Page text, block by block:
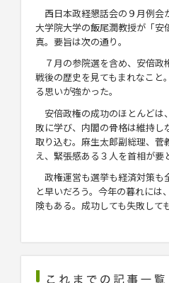
西日本政経懇話会の９月例会
大学院大学の飯尾潤教授が「
真。要旨は次の通り。
７月の参院選を含め、安倍政
戦後の歴史を見てもまれなこと
る思いが強かった。
安倍政権の成功のほとんどは
敗に学び、内閣の骨格は維持
取り込む。麻生太郎副総理、菅
え、緊張感ある３人を首相が要
政権運営も選挙も経済対策も
と早いだろう。今年の暮れに
険もある。成功しても失敗し